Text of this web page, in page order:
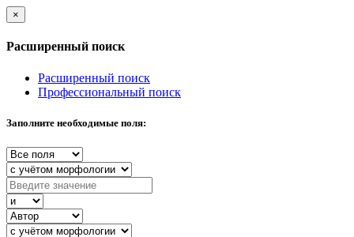
×
Расширенный поиск
Расширенный поиск
Профессиональный поиск
Заполните необходимые поля: